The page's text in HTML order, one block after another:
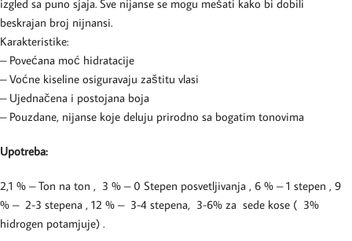
izgled sa puno sjaja. Sve nijanse se mogu mešati kako bi dobili
beskrajan broj nijnansi.
Karakteristike:
– Povećana moć hidratacije
– Voćne kiseline osiguravaju zaštitu vlasi
– Ujednačena i postojana boja
– Pouzdane, nijanse koje deluju prirodno sa bogatim tonovima
Upotreba:
2,1 % – Ton na ton , 3 % – 0 Stepen posvetljivanja , 6 % – 1 stepen , 9
% – 2-3 stepena , 12 % – 3-4 stepena, 3-6% za sede kose ( 3%
hidrogen potamjuje) .